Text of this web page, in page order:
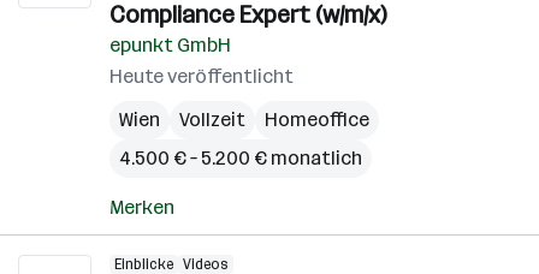
Compliance Expert (w/m/x)
epunkt GmbH
Heute veröffentlicht
Wien
Vollzeit
Homeoffice
4.500 € – 5.200 € monatlich
Merken
Einblicke Videos